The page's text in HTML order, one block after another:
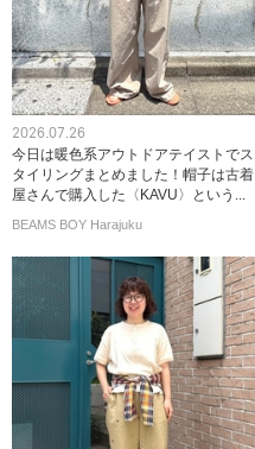
2026.07.26
今日は暖色系アウトドアテイストでス
タイリングまとめました！帽子は古着
屋さんで購入した〈KAVU〉という...
BEAMS BOY Harajuku